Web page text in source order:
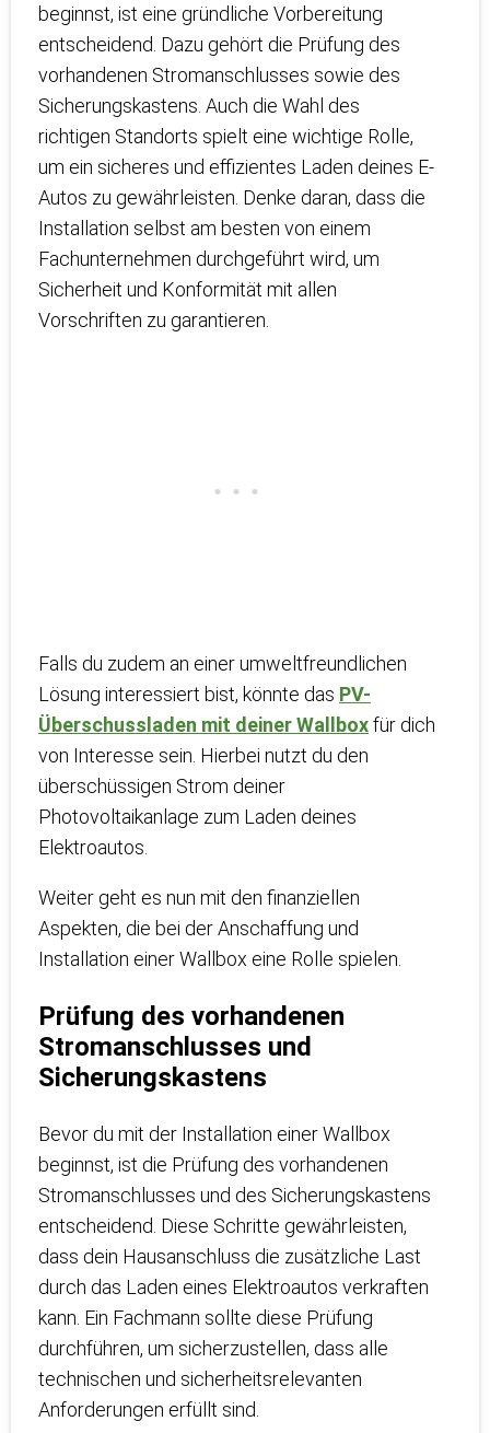
beginnst, ist eine gründliche Vorbereitung
entscheidend. Dazu gehört die Prüfung des
vorhandenen Stromanschlusses sowie des
Sicherungskastens. Auch die Wahl des
richtigen Standorts spielt eine wichtige Rolle,
um ein sicheres und effizientes Laden deines E-
Autos zu gewährleisten. Denke daran, dass die
Installation selbst am besten von einem
Fachunternehmen durchgeführt wird, um
Sicherheit und Konformität mit allen
Vorschriften zu garantieren.
Falls du zudem an einer umweltfreundlichen
Lösung interessiert bist, könnte das PV-
Überschussladen mit deiner Wallboxfür dich
von Interesse sein. Hierbei nutzt du den
überschüssigen Strom deiner
Photovoltaikanlage zum Laden deines
Elektroautos.
Weiter geht es nun mit den finanziellen
Aspekten, die bei der Anschaffung und
Installation einer Wallbox eine Rolle spielen.
Prüfung des vorhandenen
Stromanschlusses und
Sicherungskastens
Bevor du mit der Installation einer Wallbox
beginnst, ist die Prüfung des vorhandenen
Stromanschlusses und des Sicherungskastens
entscheidend. Diese Schritte gewährleisten,
dass dein Hausanschluss die zusätzliche Last
durch das Laden eines Elektroautos verkraften
kann. Ein Fachmann sollte diese Prüfung
durchführen, um sicherzustellen, dass alle
technischen und sicherheitsrelevanten
Anforderungen erfüllt sind.